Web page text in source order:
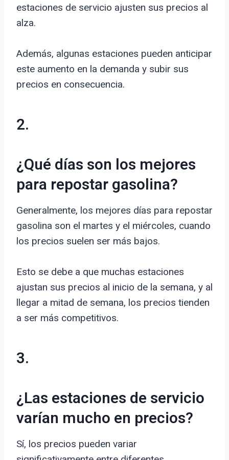
estaciones de servicio ajusten sus precios al
alza.
Además, algunas estaciones pueden anticipar
este aumento en la demanda y subir sus
precios en consecuencia.
2.
¿Qué días son los mejores
para repostar gasolina?
Generalmente, los mejores días para repostar
gasolina son el martes y el miércoles, cuando
los precios suelen ser más bajos.
Esto se debe a que muchas estaciones
ajustan sus precios al inicio de la semana, y al
llegar a mitad de semana, los precios tienden
a ser más competitivos.
3.
¿Las estaciones de servicio
varían mucho en precios?
Sí, los precios pueden variar